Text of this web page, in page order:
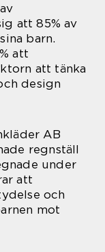
att 85% av
barn.
att
att tänka
design
AB
regnställ
under
att
och
mot